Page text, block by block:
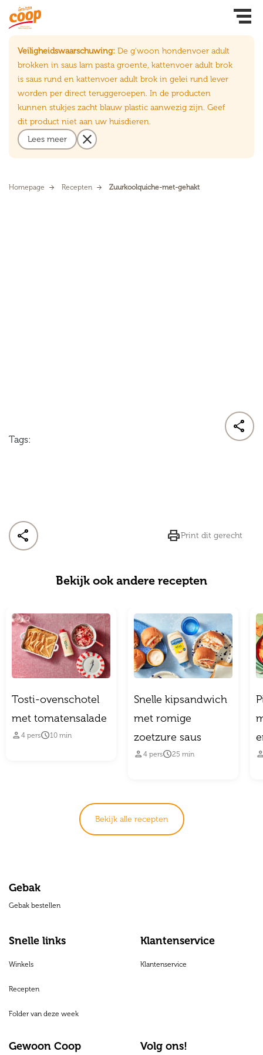
Veiligheidswaarschuwing: De g’woon hondenvoer adult
brokken in saus lam pasta groente, kattenvoer adult brok
is saus rund en kattenvoer adult brok in gelei rund lever
worden per direct teruggeroepen. In de producten
kunnen stukjes zacht blauw plastic aanwezig zijn. Geef
dit product niet aan uw huisdieren.
Lees meer
Homepage Recepten Zuurkoolquiche-met-gehakt
Tags:

 Print dit gerecht
Bekijk ook andere recepten
Tosti-ovenschotel
met tomatensalade
 4 pers10 min
Snelle kipsandwich
met romige
zoetzure saus
 4 pers25 min
Bekijk alle recepten
Gebak
Gebak bestellen
Snelle links
Winkels
Recepten
Folder van deze week
Klantenservice
Klantenservice
Gewoon Coop Volg ons!